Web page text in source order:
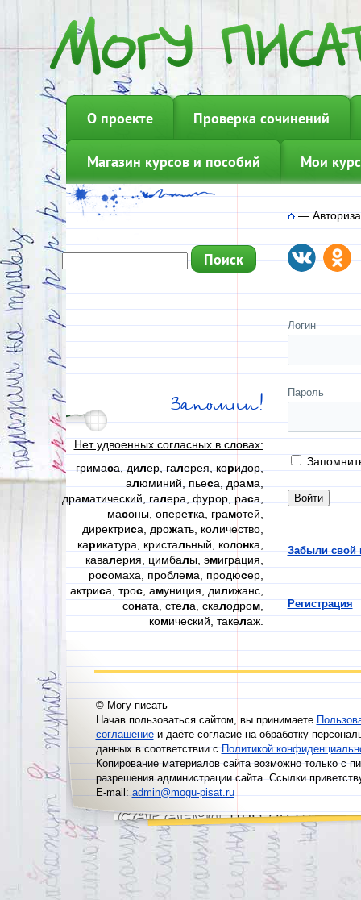
О проекте Проверка сочинений
Магазин курсов и пособий Мои
Запомни!
Нет удвоенных согласных в словах:
гримаса, дилер, галерея, коридор,
алюминий, пьеса, драма,
драматический, галера, фурор, раса,
масоны, оперетка, грамотей,
директриса, дрожать, количество,
карикатура, кристальный, колонка,
кавалерия, цимбалы, эмиграция,
росомаха, проблема, продюсер,
актриса, трос, амуниция, дилижанс,
соната, стела, скалодром,
комический, такелаж.
—
Логин
Пароль
Забыли свой
Регистрация
© Могу писать
Начав пользоваться сайтом, вы принимаете
соглашениеи даёте согласие на обработку
данных в соответствии сПолитикой
Копирование материалов сайта возможно только с
разрешения администрации сайта. Ссылки
E-mail:admin@mogu-pisat.ru